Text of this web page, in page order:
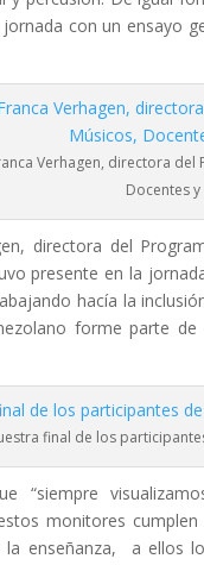
con un ensayo
Verhagen, directora del
Docentes
directora del
presente en la
hacía la
forme parte de
final de los
“siempre
monitores
enseñanza, a ellos